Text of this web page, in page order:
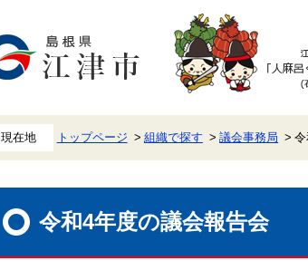
トップページ 組織で探す 議会事務局
令和4年度の議会報告会